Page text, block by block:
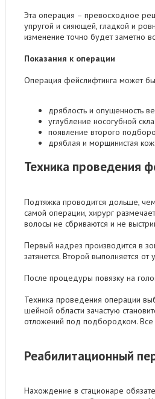
Эта операция – превосходное
упругой и сияющей, гладкой и
изменение точно будет заметно
Показания к операции
Операция фейслифтинга может
дряблость и опущенность
углубление носогубной
появление второго
дряблая и морщинистая
Техника проведения
Подтяжка проводится дольше,
самой операции, хирург
волосы не сбриваются и не
Первый надрез производится в
затянется. Второй выполняется
После процедуры повязку на
Техника проведения операции
шейной области зачастую
отложений под подбородком. Все
Реабилитационный
Нахождение в стационаре